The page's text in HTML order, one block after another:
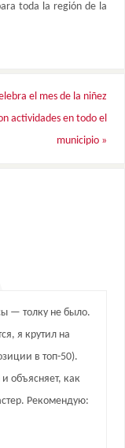
toda la región de la
el mes de la niñez
actividades en todo el
municipio »
— толку не было.
я крутил на
в топ-50).
объясняет, как
Рекомендую: